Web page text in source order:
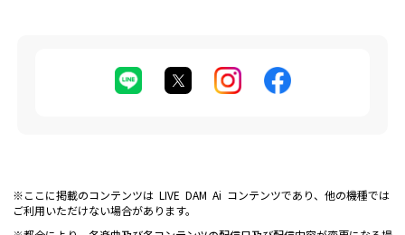
※ここに掲載のコンテンツは LIVE DAM Ai コンテンツであり、他の機種では
ご利用いただけない場合があります。